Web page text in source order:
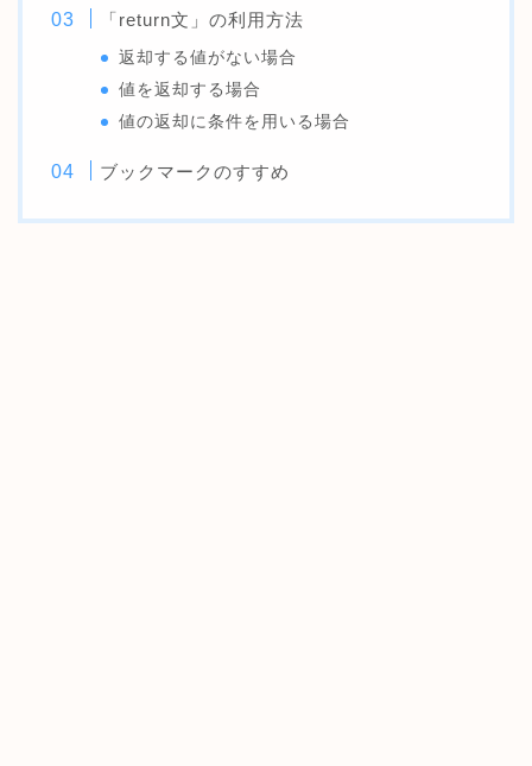
「return文」の利用方法
返却する値がない場合
値を返却する場合
値の返却に条件を用いる場合
ブックマークのすすめ